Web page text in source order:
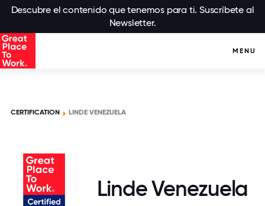
Descubre el contenido que tenemos para ti. Suscríbete al
Newsletter.
MENU
CERTIFICATION LINDE VENEZUELA
Linde Venezuela